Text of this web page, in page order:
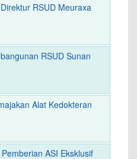
RSUD Meuraxa
RSUD Sunan
Alat Kedokteran
ASI Eksklusif